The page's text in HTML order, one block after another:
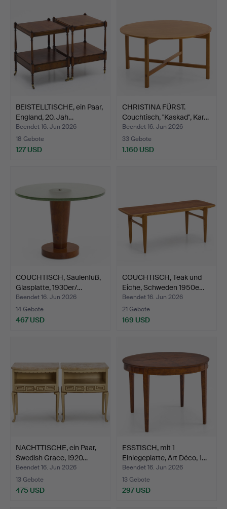
BEISTELLTISCHE, ein Paar,
England, 20. Jah…
Beendet 16. Jun 2026
18 Gebote
127 USD
CHRISTINA FÜRST.
Couchtisch, "Kaskad", Kar…
Beendet 16. Jun 2026
33 Gebote
1.160 USD
COUCHTISCH, Säulenfuß,
Glasplatte, 1930er/…
Beendet 16. Jun 2026
14 Gebote
467 USD
COUCHTISCH, Teak und
Eiche, Schweden 1950e…
Beendet 16. Jun 2026
21 Gebote
169 USD
NACHTTISCHE, ein Paar,
Swedish Grace, 1920…
Beendet 16. Jun 2026
13 Gebote
475 USD
ESSTISCH, mit 1
Einlegeplatte, Art Déco, 1…
Beendet 16. Jun 2026
13 Gebote
297 USD